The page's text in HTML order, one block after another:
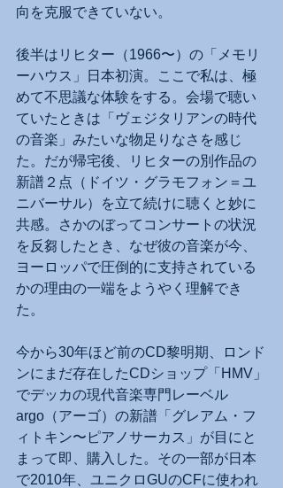
向を克服できていない。
後半はリヒター（1966〜）の「メモリ
ーハウス」日本初演。ここで私は、極
めて不思議な体験をする。会場で聴い
ていたときは「ヴェジタリアンの時代
の音楽」みたいな物足りなさを感じ
た。だが帰宅後、リヒターの別作品の
新譜２点（ドイツ・グラモフォン＝ユ
ニバーサル）を立て続けに聴くと妙に
共感。さかのぼってコンサートの状況
を反芻したとき、なぜ彼の音楽が今、
ヨーロッパで圧倒的に支持されている
かの理由の一端をようやく理解でき
た。
今から30年ほど前のCD黎明期、ロンド
ンにまだ存在したCDショップ「HMV」
でデッカの現代音楽専門レーベル
argo（アーゴ）の新譜「グレアム・フ
ィトキン〜ピアノサーカス」が目にと
まって即、購入した。その一部が日本
で2010年、ユニクロGUのCFに使われ